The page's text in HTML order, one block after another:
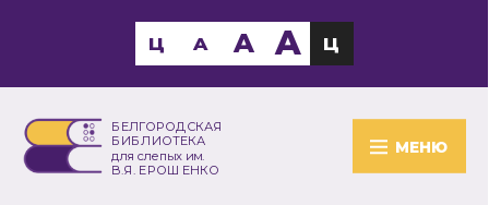
БЕЛГОРОДСКАЯ
БИБЛИОТЕКА
для слепых им.
В.Я. ЕРОШЕНКО
МЕНЮ
Ц A A A Ц